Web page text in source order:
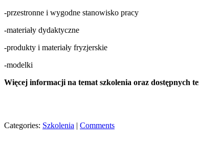
-przestronne i wygodne stanowisko pracy
-materiały dydaktyczne
-produkty i materiały fryzjerskie
-modelki
Więcej informacji na temat szkolenia oraz dostępnych
Categories: Szkolenia | Comments